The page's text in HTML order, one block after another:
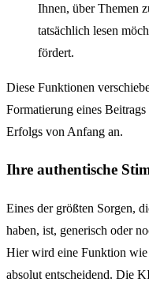
Ihnen, über Themen
tatsächlich lesen
fördert.
Diese Funktionen
Formatierung eines
Erfolgs von Anfang an.
Ihre authentische
Eines der größten Sorgen,
haben, ist, generisch oder
Hier wird eine Funktion wie
absolut entscheidend. Die